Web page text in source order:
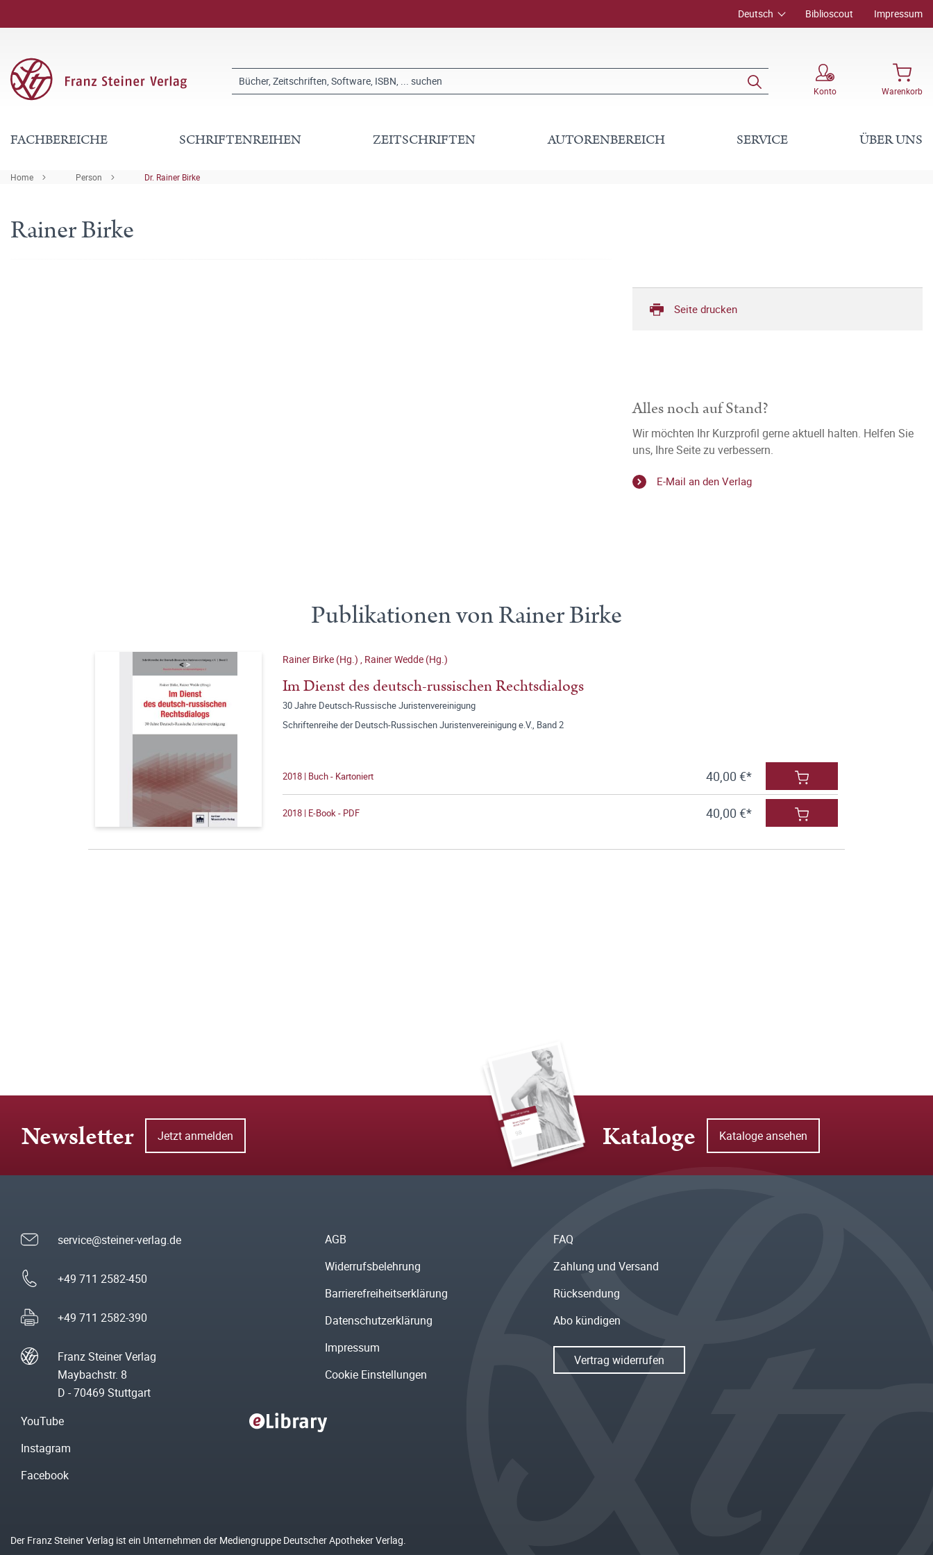
Deutsch Biblioscout Impressum
Konto Warenkorb
FACHBEREICHE SCHRIFTENREIHEN ZEITSCHRIFTEN AUTORENBEREICH SERVICE ÜBER UNS
Home Person Dr. Rainer Birke
Rainer Birke
Seite drucken
Alles noch auf Stand?
Wir möchten Ihr Kurzprofil gerne aktuell halten. Helfen Sie
uns, Ihre Seite zu verbessern.
E-Mail an den Verlag
Publikationen von Rainer Birke
Rainer Birke (Hg.) , Rainer Wedde (Hg.)
Im Dienst des deutsch-russischen Rechtsdialogs
30 Jahre Deutsch-Russische Juristenvereinigung
Schriftenreihe der Deutsch-Russischen Juristenvereinigung e.V., Band 2
2018 | Buch - Kartoniert 40,00 €*
2018 | E-Book - PDF 40,00 €*
Newsletter Jetzt anmelden Kataloge Kataloge ansehen
service@steiner-verlag.de
+49 711 2582-450
+49 711 2582-390
Franz Steiner Verlag
Maybachstr. 8
D - 70469 Stuttgart
AGB
Widerrufsbelehrung
Barrierefreiheitserklärung
Datenschutzerklärung
Impressum
Cookie Einstellungen
FAQ
Zahlung und Versand
Rücksendung
Abo kündigen
Vertrag widerrufen
YouTube
Instagram
Facebook
Der Franz Steiner Verlag ist ein Unternehmen der Mediengruppe Deutscher Apotheker Verlag.